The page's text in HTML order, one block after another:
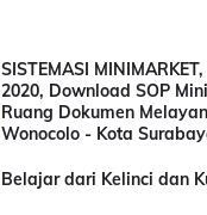
SISTEMASI
2020, Download SOP
Ruang Dokumen
Wonocolo - Kota
Belajar dari Kelinci dan